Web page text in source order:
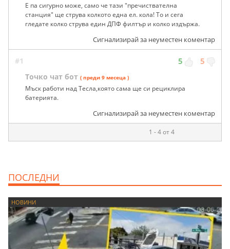
Е па сигурно може, само че тази "пречиствателна
станция" ще струва колкото една ел. кола! То и сега
гледате колко струва един ДПФ филтър и колко издържа.
Сигнализирай за неуместен коментар
#1 5 5
Точко чат бот ( преди 9 месеца )
Мъск работи над Тесла,която сама ще си рециклира
батерията.
Сигнализирай за неуместен коментар
1 - 4 от 4
ПОСЛЕДНИ
НОВИНИ